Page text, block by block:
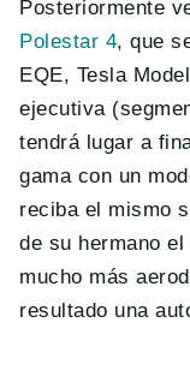
Posteriormente
Polestar 4, que
EQE, Tesla
ejecutiva
tendrá lugar a
gama con un
reciba el mismo
de su hermano
mucho más
resultado una